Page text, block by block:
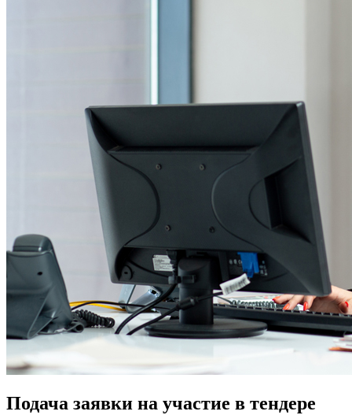
Подача заявки на участие в тендере